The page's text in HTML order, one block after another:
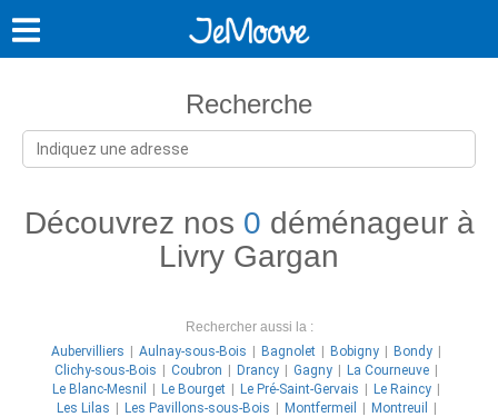
Recherche
Découvrez nos 0 déménageur à
Livry Gargan
Rechercher aussi la :
Aubervilliers
Aulnay-sous-Bois Bagnolet Bobigny
Bondy
Clichy-sous-Bois
Coubron Drancy Gagny
La Courneuve
Le Blanc-Mesnil
Le Bourget Le Pré-Saint-Gervais
Le Raincy
Les Lilas
Les Pavillons-sous-Bois Montfermeil
Montreuil